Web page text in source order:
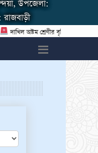
উপজেলা:
দাখিল অষ্টম শ্রেণীর বৃত্তি পরীক্ষা